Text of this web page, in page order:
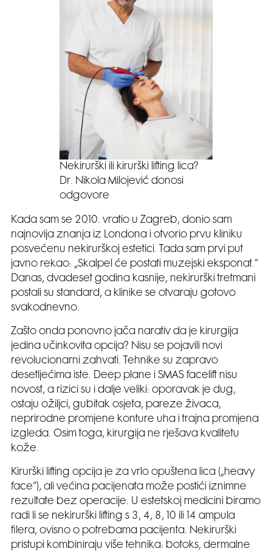
Nekirurški ili kirurški lifting lica?
Dr. Nikola Milojević donosi
odgovore
Kada sam se 2010. vratio u Zagreb, donio sam
najnovija znanja iz Londona i otvorio prvu kliniku
posvećenu nekirurškoj estetici. Tada sam prvi put
javno rekao: „Skalpel će postati muzejski eksponat.“
Danas, dvadeset godina kasnije, nekirurški tretmani
postali su standard, a klinike se otvaraju gotovo
svakodnevno.
Zašto onda ponovno jača narativ da je kirurgija
jedina učinkovita opcija? Nisu se pojavili novi
revolucionarni zahvati. Tehnike su zapravo
desetljećima iste. Deep plane i SMAS facelift nisu
novost, a rizici su i dalje veliki: oporavak je dug,
ostaju ožiljci, gubitak osjeta, pareze živaca,
neprirodne promjene konture uha i trajna promjena
izgleda. Osim toga, kirurgija ne rješava kvalitetu
kože.
Kirurški lifting opcija je za vrlo opuštena lica („heavy
face“), ali većina pacijenata može postići iznimne
rezultate bez operacije. U estetskoj medicini biramo
radi li se nekirurški lifting s 3, 4, 8, 10 ili 14 ampula
filera, ovisno o potrebama pacijenta. Nekirurški
pristupi kombiniraju više tehnika: botoks, dermalne